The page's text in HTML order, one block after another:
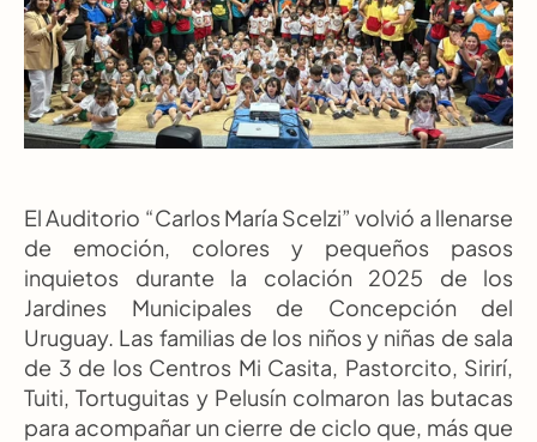
El Auditorio “Carlos María Scelzi” volvió a llenarse
de emoción, colores y pequeños pasos
inquietos durante la colación 2025 de los
Jardines Municipales de Concepción del
Uruguay. Las familias de los niños y niñas de sala
de 3 de los Centros Mi Casita, Pastorcito, Sirirí,
Tuiti, Tortuguitas y Pelusín colmaron las butacas
para acompañar un cierre de ciclo que, más que